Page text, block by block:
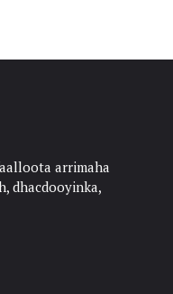
arrimaha
dhacdooyinka,